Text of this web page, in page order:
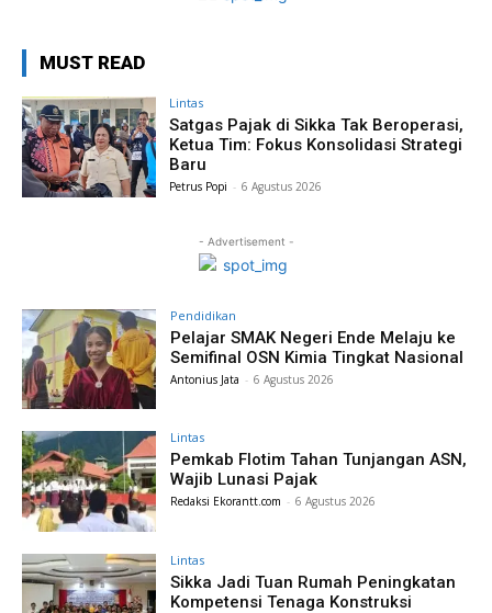
MUST READ
Lintas
Satgas Pajak di Sikka Tak Beroperasi,
Ketua Tim: Fokus Konsolidasi Strategi
Baru
Petrus Popi - 6 Agustus 2026
- Advertisement -
Pendidikan
Pelajar SMAK Negeri Ende Melaju ke
Semifinal OSN Kimia Tingkat Nasional
Antonius Jata - 6 Agustus 2026
Lintas
Pemkab Flotim Tahan Tunjangan ASN,
Wajib Lunasi Pajak
Redaksi Ekorantt.com - 6 Agustus 2026
Lintas
Sikka Jadi Tuan Rumah Peningkatan
Kompetensi Tenaga Konstruksi